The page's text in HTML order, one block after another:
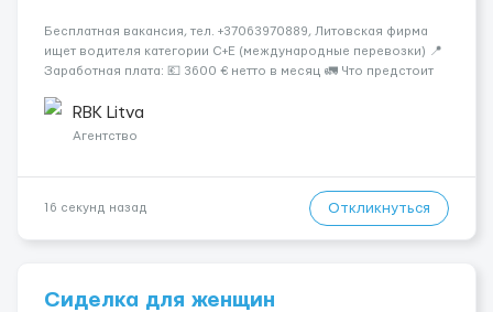
Бесплатная вакансия, тел. +37063970889, Литовская фирма
ищет водителя категории C+E (международные перевозки) 📍
Заработная плата: 💶 3600 € нетто в месяц 🚛 Что предстоит
рефрижераторах. В среднем 400–500 км в день. Погрузки и
разгрузки...
RBK Litva
Агентство
16 секунд назад Откликнуться
Сиделка для женщин